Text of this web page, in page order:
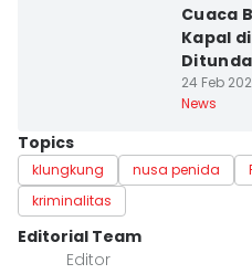
Cuaca
Kapal
Ditunda
24 Feb
News
Topics
klungkung nusa penida
kriminalitas
Editorial Team
Editor